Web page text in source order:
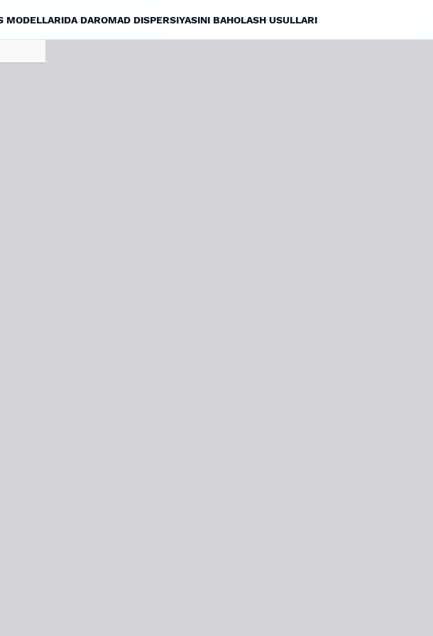
MODELLARIDA DAROMAD DISPERSIYASINI BAHOLASH USULLARI